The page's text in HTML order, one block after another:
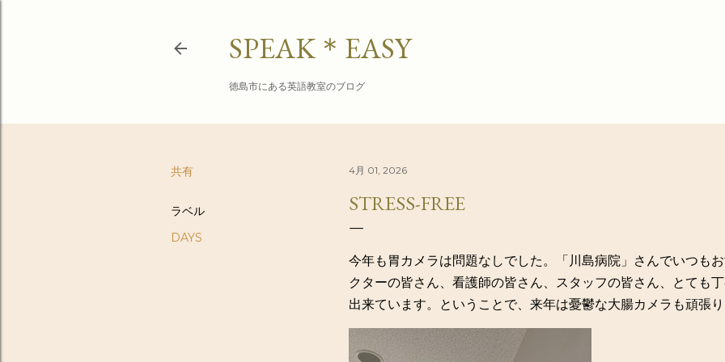
SPEAK＊EASY
徳島市にある英語教室のブログ
共有
ラベル
DAYS
4月 01, 2026
STRESS-FREE
今年も胃カメラは問題なしでした。「川島病院」さんでいつも
クターの皆さん、看護師の皆さん、スタッフの皆さん、とても
出来ています。ということで、来年は憂鬱な大腸カメラも頑張